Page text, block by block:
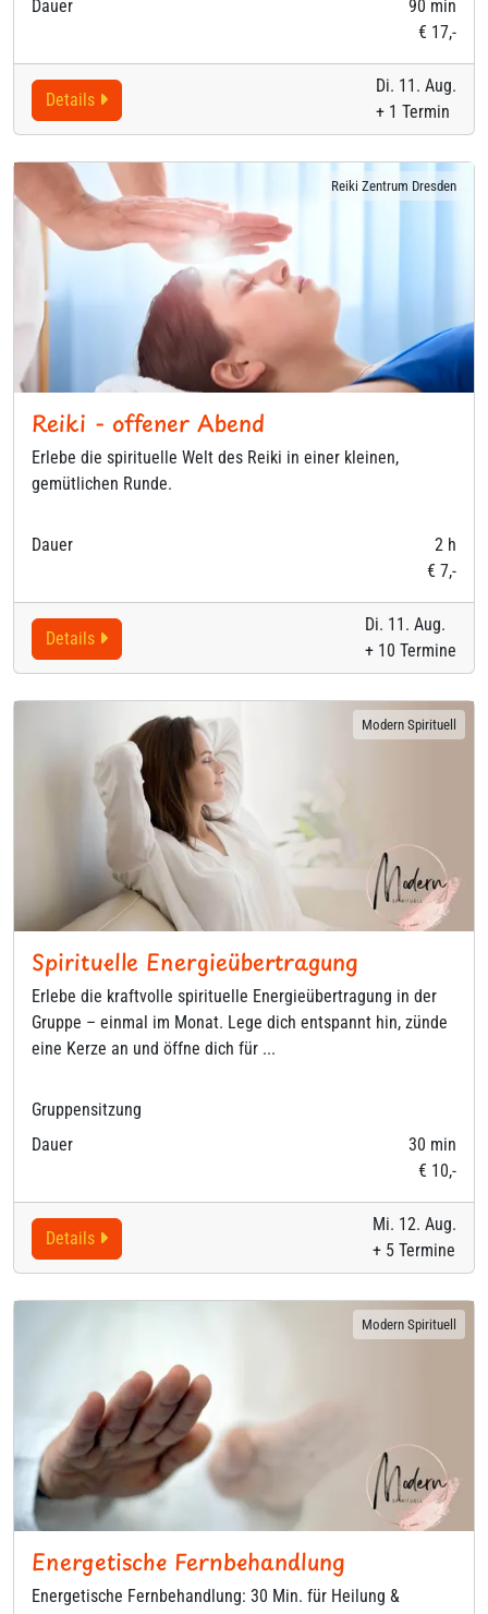
Dauer
90 min
€ 17,-
Di. 11. Aug.
+ 1 Termin
Details
Reiki Zentrum Dresden
Reiki - offener Abend
Erlebe die spirituelle Welt des Reiki in einer kleinen,
gemütlichen Runde.
Dauer
2 h
€ 7,-
Di. 11. Aug.
+ 10 Termine
Details
Modern Spirituell
Spirituelle Energieübertragung
Erlebe die kraftvolle spirituelle Energieübertragung in der
Gruppe – einmal im Monat. Lege dich entspannt hin, zünde
eine Kerze an und öffne dich für ...
Gruppensitzung
Dauer
30 min
€ 10,-
Mi. 12. Aug.
+ 5 Termine
Details
Modern Spirituell
Energetische Fernbehandlung
Energetische Fernbehandlung: 30 Min. für Heilung &